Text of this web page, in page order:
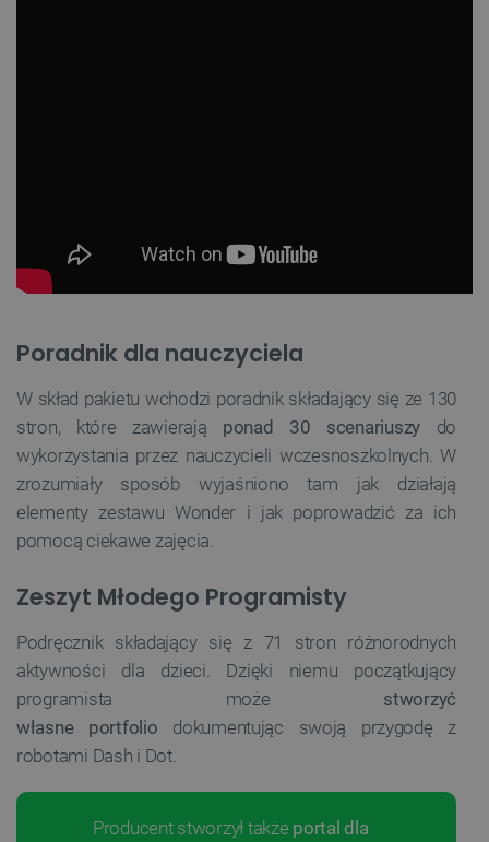
Poradnik dla nauczyciela
W skład pakietu wchodzi poradnik składający się ze 130
stron, które zawierają ponad 30 scenariuszy do
wykorzystania przez nauczycieli wczesnoszkolnych. W
zrozumiały sposób wyjaśniono tam jak działają
elementy zestawu Wonder i jak poprowadzić za ich
pomocą ciekawe zajęcia.
Zeszyt Młodego Programisty
Podręcznik składający się z 71 stron różnorodnych
aktywności dla dzieci. Dzięki niemu początkujący
programista może stworzyć
własneportfolio dokumentując swoją przygodę z
robotami Dash i Dot.
Producent stworzył także portal dla